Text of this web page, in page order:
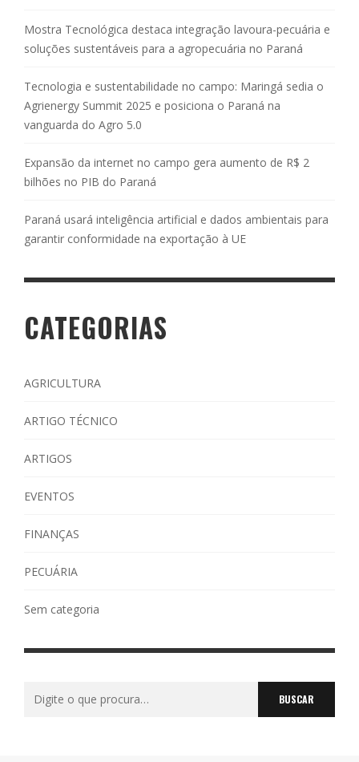
Mostra Tecnológica destaca integração lavoura-pecuária e
soluções sustentáveis para a agropecuária no Paraná
Tecnologia e sustentabilidade no campo: Maringá sedia o
Agrienergy Summit 2025 e posiciona o Paraná na
vanguarda do Agro 5.0
Expansão da internet no campo gera aumento de R$ 2
bilhões no PIB do Paraná
Paraná usará inteligência artificial e dados ambientais para
garantir conformidade na exportação à UE
CATEGORIAS
AGRICULTURA
ARTIGO TÉCNICO
ARTIGOS
EVENTOS
FINANÇAS
PECUÁRIA
Sem categoria